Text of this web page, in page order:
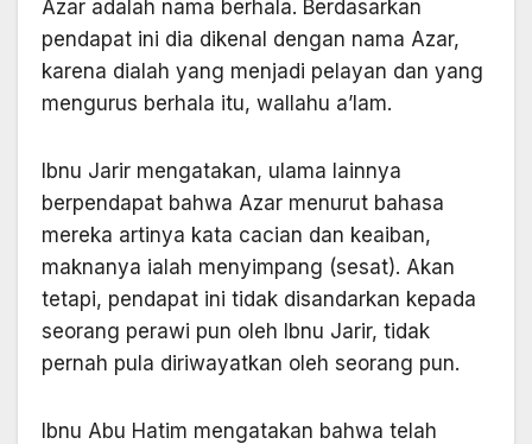
Azar adalah nama berhala. Berdasarkan
pendapat ini dia dikenal dengan nama Azar,
karena dialah yang menjadi pelayan dan yang
mengurus berhala itu, wallahu a’lam.
Ibnu Jarir mengatakan, ulama lainnya
berpendapat bahwa Azar menurut bahasa
mereka artinya kata cacian dan keaiban,
maknanya ialah menyimpang (sesat). Akan
tetapi, pendapat ini tidak disandarkan kepada
seorang perawi pun oleh Ibnu Jarir, tidak
pernah pula diriwayatkan oleh seorang pun.
Ibnu Abu Hatim mengatakan bahwa telah